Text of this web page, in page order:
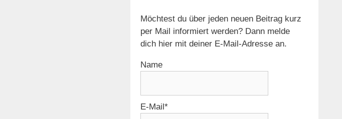
Möchtest du über jeden neuen Beitrag kurz
per Mail informiert werden? Dann melde
dich hier mit deiner E-Mail-Adresse an.
Name
E-Mail*